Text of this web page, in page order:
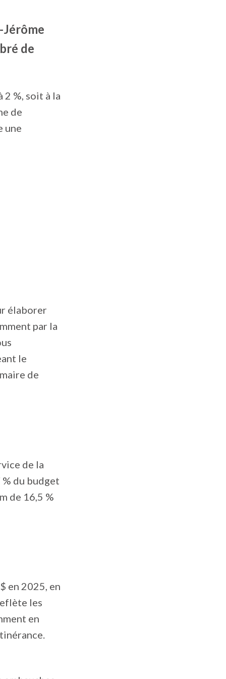
Jérôme
de
2 %, soit à la
de
une
élaborer
par la
le
de
de la
du budget
de 16,5 %
en 2025, en
les
en